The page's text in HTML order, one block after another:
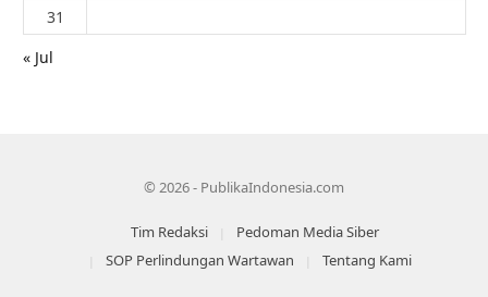
31
« Jul
© 2026 - PublikaIndonesia.com
Tim Redaksi
Pedoman Media Siber
SOP Perlindungan Wartawan
Tentang Kami